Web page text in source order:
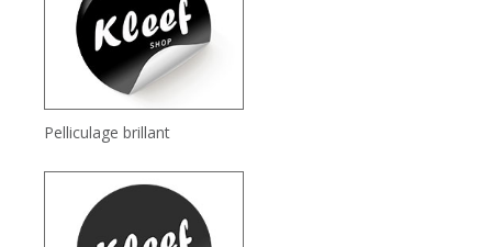
Pelliculage brillant